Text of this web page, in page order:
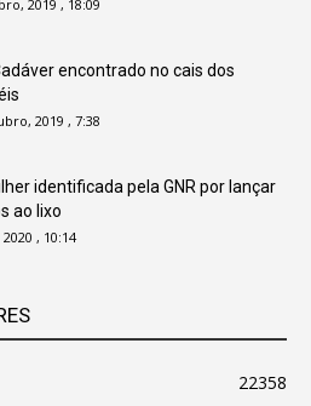
2019 , 18:09
encontrado no cais dos
2019 , 7:38
identificada pela GNR por lançar
ao lixo
, 10:14
22358